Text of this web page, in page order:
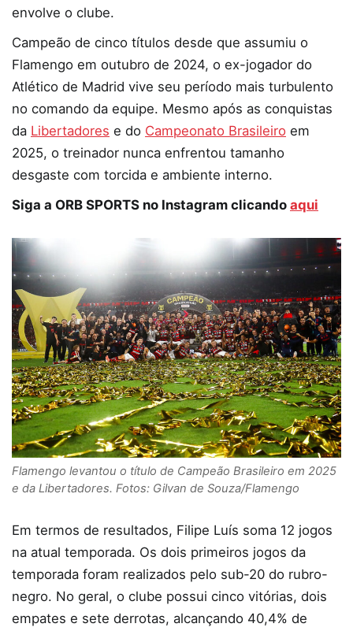
envolve o clube.
Campeão de cinco títulos desde que assumiu o
Flamengo em outubro de 2024, o ex-jogador do
Atlético de Madrid vive seu período mais turbulento
no comando da equipe. Mesmo após as conquistas
da Libertadores e do Campeonato Brasileiro em
2025, o treinador nunca enfrentou tamanho
desgaste com torcida e ambiente interno.
Siga a ORB SPORTS no Instagram clicando aqui
Flamengo levantou o título de Campeão Brasileiro em 2025
e da Libertadores. Fotos: Gilvan de Souza/Flamengo
Em termos de resultados, Filipe Luís soma 12 jogos
na atual temporada. Os dois primeiros jogos da
temporada foram realizados pelo sub-20 do rubro-
negro. No geral, o clube possui cinco vitórias, dois
empates e sete derrotas, alcançando 40,4% de